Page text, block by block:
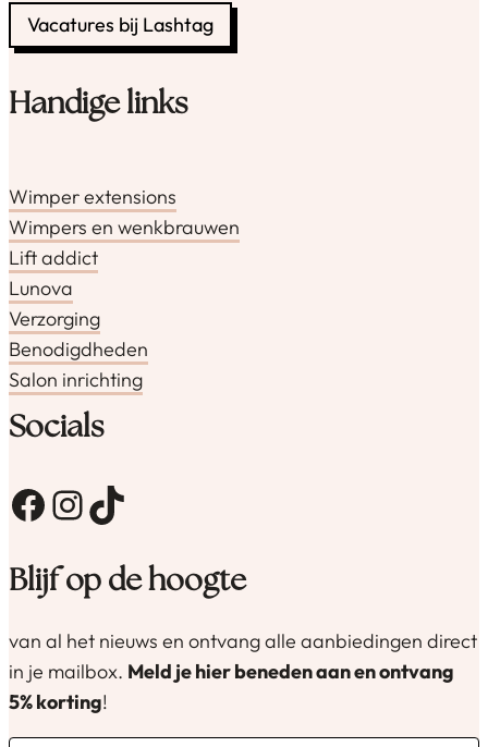
Vacatures bij Lashtag
Handige links
Wimper extensions
Wimpers en wenkbrauwen
Lift addict
Lunova
Verzorging
Benodigdheden
Salon inrichting
Socials
Facebook InstagramTikTok
Blijf op de hoogte
van al het nieuws en ontvang alle aanbiedingen direct
in je mailbox. Meld je hier beneden aan en ontvang
5% korting!